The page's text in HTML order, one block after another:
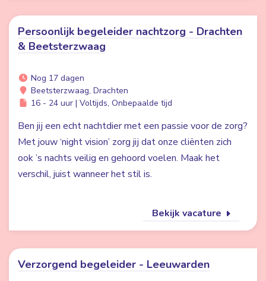
Persoonlijk begeleider nachtzorg - Drachten
& Beetsterzwaag
Nog 17 dagen
Beetsterzwaag, Drachten
16 - 24 uur | Voltijds, Onbepaalde tijd
Ben jij een echt nachtdier met een passie voor de zorg?
Met jouw ‘night vision’ zorg jij dat onze cliënten zich
ook ’s nachts veilig en gehoord voelen. Maak het
verschil, juist wanneer het stil is.
Bekijk vacature
Verzorgend begeleider - Leeuwarden